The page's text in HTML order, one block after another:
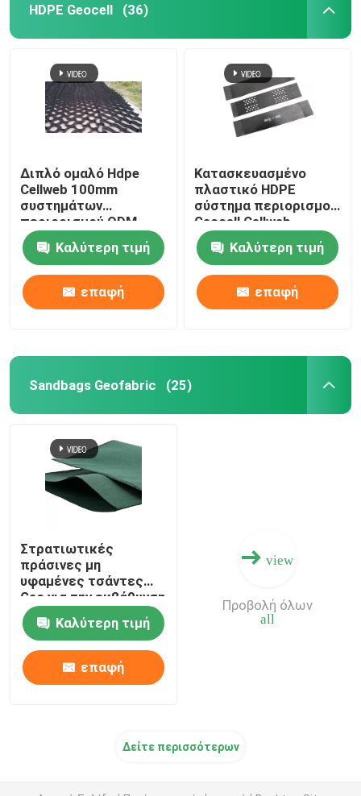
HDPE Geocell (36)
Διπλό ομαλό Hdpe
Cellweb 100mm
συστημάτων
περιορισμού ODM
Καλύτερη τιμή
επαφή
Κατασκευασμένο
πλαστικό HDPE
σύστημα περιορισμού
Geocell Cellweb
κυψελοειδές για τη
οδοποιίαΚαλύτερη τιμή
επαφή
Sandbags Geofabric (25)
Στρατιωτικές
πράσινες μη
υφαμένες τσάντες
Geo για την εκβάθυνση
της κατασκευής
Καλύτερη τιμή
επαφή
view
all
Προβολή όλων
Δείτε περισσότερων